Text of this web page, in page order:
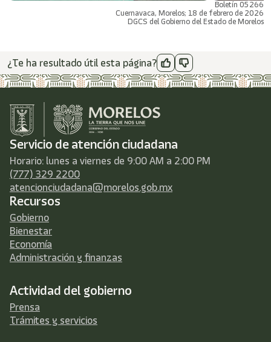
Boletín 05266
Cuernavaca, Morelos; 18 de febrero de 2026
DGCS del Gobierno del Estado de Morelos
¿Te ha resultado útil esta página?
Servicio de atención ciudadana
Horario: lunes a viernes de 9:00 AM a 2:00 PM
(777) 329 2200
atencionciudadana@morelos.gob.mx
Recursos
Gobierno
Bienestar
Economía
Administración y finanzas
Actividad del gobierno
Prensa
Trámites y servicios